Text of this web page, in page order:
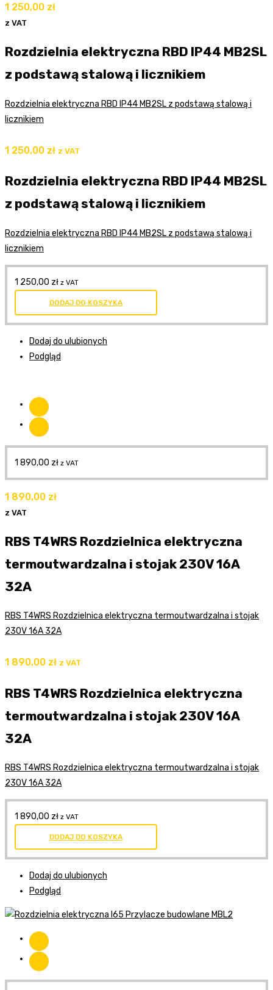
1 250,00 zł
z VAT
Rozdzielnia elektryczna RBD IP44 MB2SL
z podstawą stalową i licznikiem
Rozdzielnia elektryczna RBD IP44 MB2SL z podstawą stalową i
licznikiem
1 250,00 zł z VAT
Rozdzielnia elektryczna RBD IP44 MB2SL
z podstawą stalową i licznikiem
Rozdzielnia elektryczna RBD IP44 MB2SL z podstawą stalową i
licznikiem
1 250,00 zł z VAT
DODAJ DO KOSZYKA
Dodaj do ulubionych
Podgląd
1 890,00 zł z VAT
1 890,00 zł
z VAT
RBS T4WRS Rozdzielnica elektryczna
termoutwardzalna i stojak 230V 16A
32A
RBS T4WRS Rozdzielnica elektryczna termoutwardzalna i stojak
230V 16A 32A
1 890,00 zł z VAT
RBS T4WRS Rozdzielnica elektryczna
termoutwardzalna i stojak 230V 16A
32A
RBS T4WRS Rozdzielnica elektryczna termoutwardzalna i stojak
230V 16A 32A
1 890,00 zł z VAT
DODAJ DO KOSZYKA
Dodaj do ulubionych
Podgląd